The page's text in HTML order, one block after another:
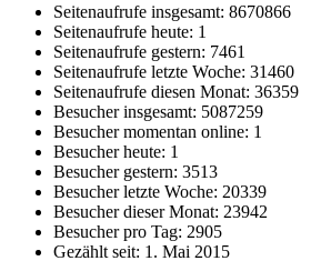
Seitenaufrufe insgesamt: 8670866
Seitenaufrufe heute: 1
Seitenaufrufe gestern: 7461
Seitenaufrufe letzte Woche: 31460
Seitenaufrufe diesen Monat: 36359
Besucher insgesamt: 5087259
Besucher momentan online: 1
Besucher heute: 1
Besucher gestern: 3513
Besucher letzte Woche: 20339
Besucher dieser Monat: 23942
Besucher pro Tag: 2905
Gezählt seit: 1. Mai 2015